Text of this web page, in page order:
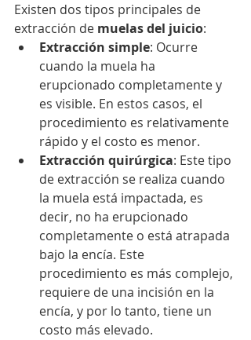
Existen dos tipos principales de
extracción de muelas del juicio:
Extracción simple: Ocurre
cuando la muela ha
erupcionado completamente y
es visible. En estos casos, el
procedimiento es relativamente
rápido y el costo es menor.
Extracción quirúrgica: Este tipo
de extracción se realiza cuando
la muela está impactada, es
decir, no ha erupcionado
completamente o está atrapada
bajo la encía. Este
procedimiento es más complejo,
requiere de una incisión en la
encía, y por lo tanto, tiene un
costo más elevado.